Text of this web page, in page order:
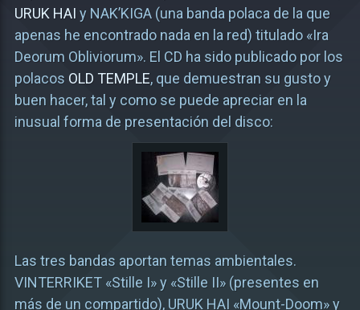
URUK HAI y NAK’KIGA (una banda polaca de la que
apenas he encontrado nada en la red) titulado «Ira
Deorum Obliviorum». El CD ha sido publicado por los
polacos OLD TEMPLE, que demuestran su gusto y
buen hacer, tal y como se puede apreciar en la
inusual forma de presentación del disco:
Las tres bandas aportan temas ambientales.
VINTERRIKET «Stille I» y «Stille II» (presentes en
más de un compartido), URUK HAI «Mount-Doom» y